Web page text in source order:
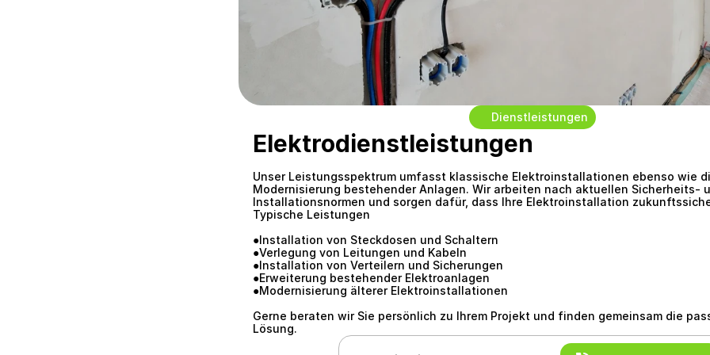
Dienstleistungen
Elektrodienstleistungen
Unser Leistungsspektrum umfasst klassische Elektroinstallationen ebenso wie
Modernisierung bestehender Anlagen. Wir arbeiten nach aktuellen Sicherheits-
Installationsnormen und sorgen dafür, dass Ihre Elektroinstallation
Typische Leistungen
●Installation von Steckdosen und Schaltern
●Verlegung von Leitungen und Kabeln
●Installation von Verteilern und Sicherungen
●Erweiterung bestehender Elektroanlagen
●Modernisierung älterer Elektroinstallationen
Gerne beraten wir Sie persönlich zu Ihrem Projekt und finden gemeinsam die
Lösung.